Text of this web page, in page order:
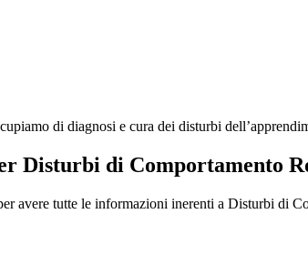
di diagnosi e cura dei disturbi
Disturbi di Comportamento